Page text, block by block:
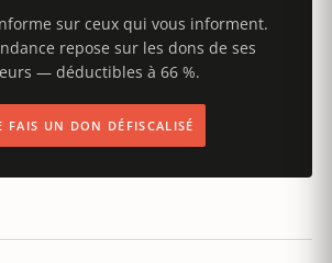
sur ceux qui vous informent.
repose sur les dons de ses
— déductibles à 66 %.
FAIS UN DON DÉFISCALISÉ